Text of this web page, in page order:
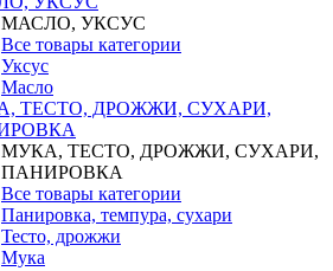
МАСЛО, УКСУС
Все товары категории
Уксус
Масло
ТЕСТО, ДРОЖЖИ, СУХАРИ,
МУКА, ТЕСТО, ДРОЖЖИ, СУХАРИ,
ПАНИРОВКА
Все товары категории
Панировка, темпура, сухари
Тесто, дрожжи
Мука